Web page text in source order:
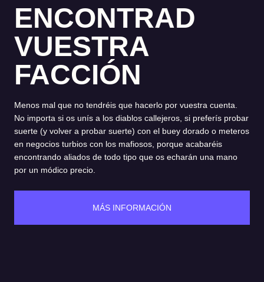
ENCONTRAD
VUESTRA
FACCIÓN
Menos mal que no tendréis que hacerlo por vuestra cuenta.
No importa si os unís a los diablos callejeros, si preferís probar
suerte (y volver a probar suerte) con el buey dorado o meteros
en negocios turbios con los mafiosos, porque acabaréis
encontrando aliados de todo tipo que os echarán una mano
por un módico precio.
MÁS INFORMACIÓN